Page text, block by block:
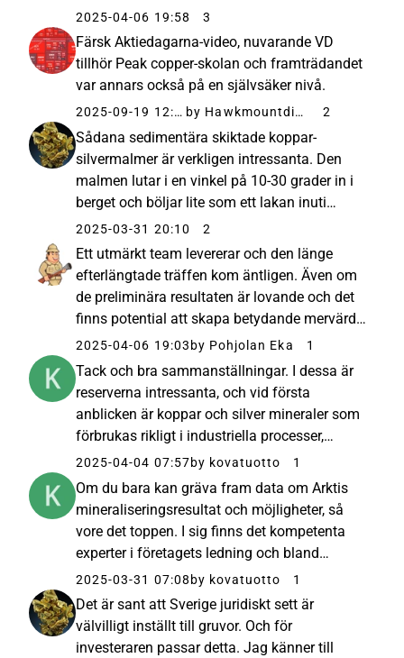
malmskiktets område. Jag säger inte att
koncentrationen/tjockleken skulle vara
tillräcklig i hela området. Men...
2025-04-06 19:58 3
Färsk Aktiedagarna-video, nuvarande VD
tillhör Peak copper-skolan och framträdandet
var annars också på en självsäker nivå.
2025-09-19 12:05 by Hawkmountdiver 2
Sådana sedimentära skiktade koppar-
silvermalmer är verkligen intressanta. Den
malmen lutar i en vinkel på 10-30 grader in i
berget och böljar lite som ett lakan inuti
berget. Delar av lakanets kanter har blottats
och där har denna Dingelvik MRE gjorts på ett
ställe. Här syns ”lakanet...
2025-03-31 20:10 2
Ett utmärkt team levererar och den länge
efterlängtade träffen kom äntligen. Även om
de preliminära resultaten är lovande och det
finns potential att skapa betydande mervärde
med ytterligare borrningar, är detta
traditionellt den punkt där det kan vara en bra
tid att lätta på Arctic...
2025-04-06 19:03 by Pohjolan Eka 1
Tack och bra sammanställningar. I dessa är
reserverna intressanta, och vid första
anblicken är koppar och silver mineraler som
förbrukas rikligt i industriella processer,
såsom batterier och elrelaterade produkter.
Det verkar finnas sådana kopparrör även i
VVS-konstruktioner . Infrastruktu...
2025-04-04 07:57by kovatuotto 1
Om du bara kan gräva fram data om Arktis
mineraliseringsresultat och möjligheter, så
vore det toppen. I sig finns det kompetenta
experter i företagets ledning och bland
ägarna, och inga marknadsförare. Såvitt jag
förstår är de nuvarande resultaten bara en
liten del av hela området...
2025-03-31 07:08by kovatuotto 1
Det är sant att Sverige juridiskt sett är
välvilligt inställt till gruvor. Och för
investeraren passar detta. Jag känner till